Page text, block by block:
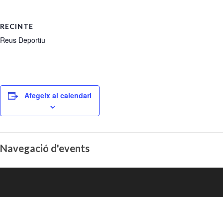
RECINTE
Reus Deportiu
Afegeix al calendari
Navegació d'events